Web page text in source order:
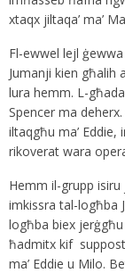
xtaqx jiltaqa’ ma’
Fl-ewwel lejl
Jumanji kien għalih
lura hemm. L-
Spencer ma
iltaqgħu ma’
rikoverat wara
Hemm il-grupp
imkissra tal-logħba
logħba biex
ħadmitx kif
ma’ Eddie u Milo.